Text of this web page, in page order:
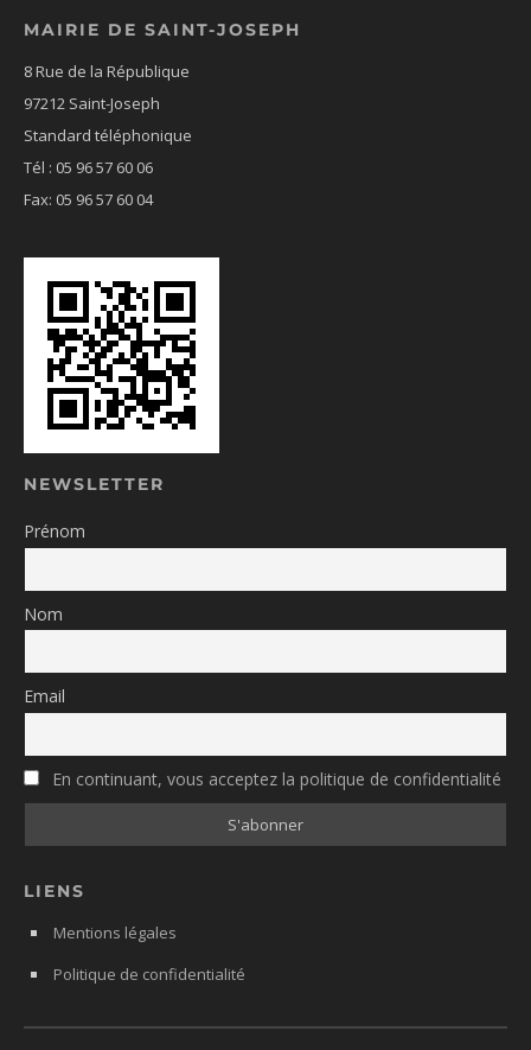
MAIRIE DE SAINT-JOSEPH
8 Rue de la République
97212 Saint-Joseph
Standard téléphonique
Tél : 05 96 57 60 06
Fax: 05 96 57 60 04
NEWSLETTER
Prénom
Nom
Email
En continuant, vous acceptez la politique de confidentialité
LIENS
Mentions légales
Politique de confidentialité